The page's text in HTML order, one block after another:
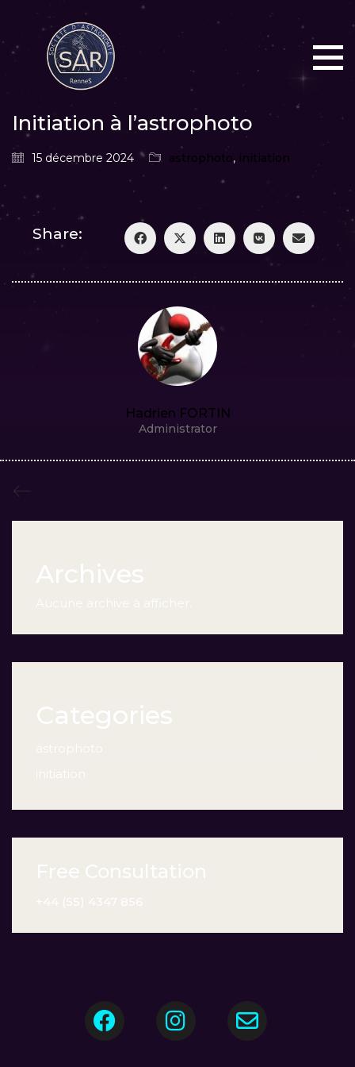
Initiation à l’astrophoto
15 décembre 2024 astrophoto, initiation
Share:
Hadrien FORTIN
Administrator
Archives
Aucune archive à afficher.
Categories
astrophoto
initiation
Free Consultation
+44 (55) 4347 856